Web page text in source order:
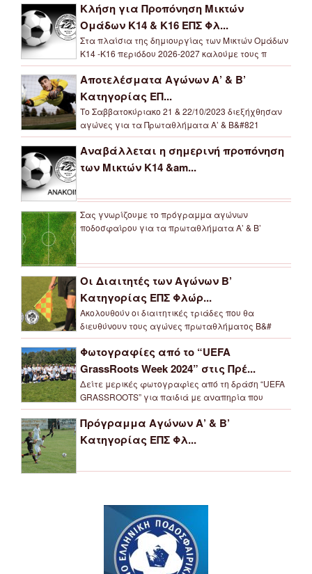
Κλήση για Προπόνηση Μικτών
Ομάδων Κ14 & Κ16 ΕΠΣ Φλ...
Στα πλαίσια της δημιουργίας των Μικτών Ομάδων
Κ14 -Κ16 περιόδου 2026-2027 καλούμε τους π
Αποτελέσματα Αγώνων Α’ & Β’
Κατηγορίας ΕΠ...
Το Σαββατοκύριακο 21 & 22/10/2023 διεξήχθησαν
αγώνες για τα Πρωταθλήματα Α’ & Β&#821
Αναβάλλεται η σημερινή προπόνηση
των Μικτών Κ14 &am...
Σας γνωρίζουμε το πρόγραμμα αγώνων
ποδοσφαίρου για τα πρωταθλήματα Α’ & Β’
Οι Διαιτητές των Αγώνων Β’
Κατηγορίας ΕΠΣ Φλώρ...
Ακολουθούν οι διαιτητικές τριάδες που θα
διευθύνουν τους αγώνες πρωταθλήματος Β&#
Φωτογραφίες από το “UEFA
GrassRoots Week 2024” στις Πρέ...
Δείτε μερικές φωτογραφίες από τη δράση “UEFA
GRASSROOTS” για παιδιά με αναπηρία που
Πρόγραμμα Αγώνων Α’ & Β’
Κατηγορίας ΕΠΣ Φλ...